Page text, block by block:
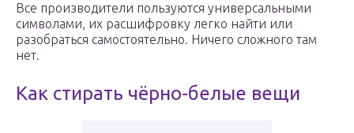
Все производители пользуются универсальными
символами, их расшифровку легко найти или
разобраться самостоятельно. Ничего сложного там
нет.
Как стирать чёрно-белые вещи